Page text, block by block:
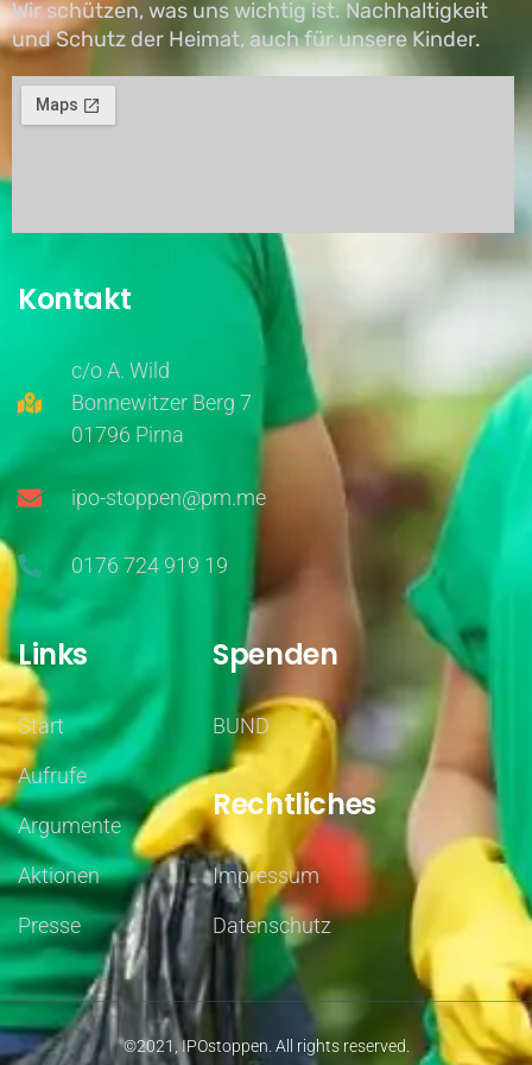
Wir schützen, was uns wichtig ist. Nachhaltigkeit
und Schutz der Heimat, auch für unsere Kinder.
Kontakt
c/o A. Wild
Bonnewitzer Berg 7
01796 Pirna
ipo-stoppen@pm.me
0176 724 919 19
Links
Start
Aufrufe
Argumente
Aktionen
Presse
Spenden
BUND
Rechtliches
Impressum
Datenschutz
©2021, IPOstoppen. All rights reserved.